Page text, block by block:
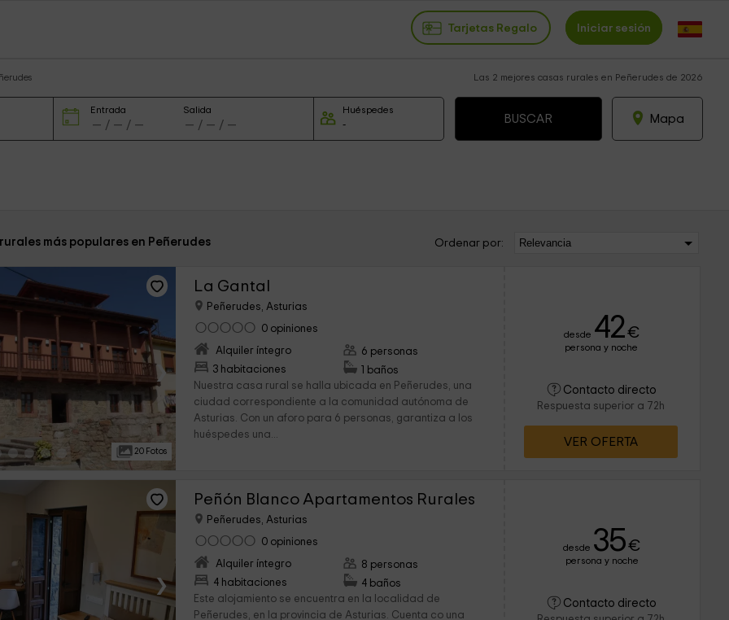
Tarjetas Regalo Iniciar sesión
Las 2 mejores casas rurales en Peñerudes de 2026
Entrada Salida Huéspedes
Mapa
más populares en Peñerudes Ordenar por:
›
20 Fotos
La Gantal
Peñerudes, Asturias
0 opiniones
Alquiler íntegro
3 habitaciones
6 personas
1 baños
Nuestra casa rural se halla ubicada en Peñerudes, una
ciudad correspondiente a la comunidad autónoma de
Asturias. Con un aforo para 6 personas, garantiza a los
huéspedes una...
desde 42€
persona y noche
Contacto directo
Respuesta superior a 72h
VER OFERTA
›
Peñón Blanco Apartamentos Rurales
Peñerudes, Asturias
0 opiniones
Alquiler íntegro
4 habitaciones
8 personas
4 baños
Este alojamiento se encuentra en la localidad de
Peñerudes, en la provincia de Asturias. Cuenta co una
desde 35€
persona y noche
Contacto directo